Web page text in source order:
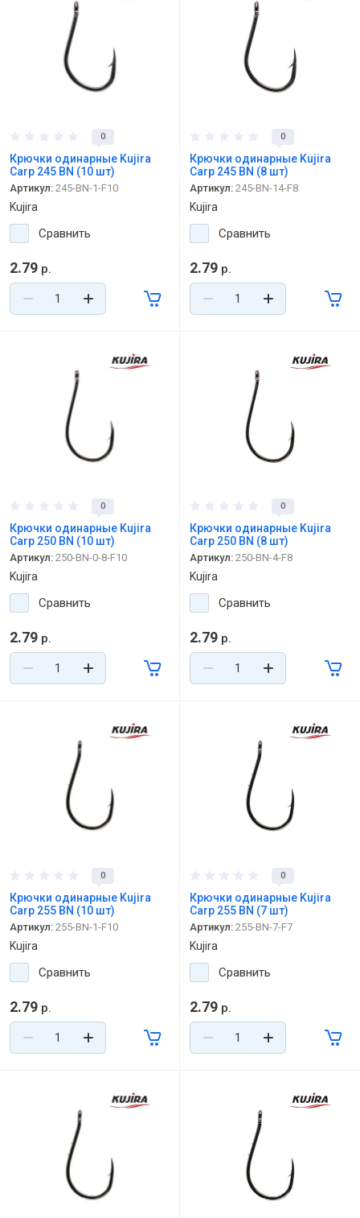
0
Крючки одинарные Kujira
Carp 245 BN (10 шт)
Артикул: 245-BN-1-F10
Kujira
Сравнить
2.79 р.
0
Крючки одинарные Kujira
Carp 245 BN (8 шт)
Артикул: 245-BN-14-F8
Kujira
Сравнить
2.79 р.
0
Крючки одинарные Kujira
Carp 250 BN (10 шт)
Артикул: 250-BN-0-8-F10
Kujira
Сравнить
2.79 р.
0
Крючки одинарные Kujira
Carp 250 BN (8 шт)
Артикул: 250-BN-4-F8
Kujira
Сравнить
2.79 р.
0
Крючки одинарные Kujira
Carp 255 BN (10 шт)
Артикул: 255-BN-1-F10
Kujira
Сравнить
2.79 р.
0
Крючки одинарные Kujira
Carp 255 BN (7 шт)
Артикул: 255-BN-7-F7
Kujira
Сравнить
2.79 р.